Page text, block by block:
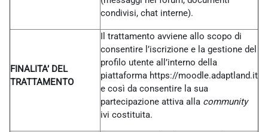
condivisi, chat interne).
FINALITA’ DEL
TRATTAMENTO
Il trattamento avviene allo scopo di
consentire l’iscrizione e la gestione del
profilo utente all’interno della
piattaforma https://moodle.adaptland.it
e così da consentire la sua
partecipazione attiva alla community
ivi costituita.